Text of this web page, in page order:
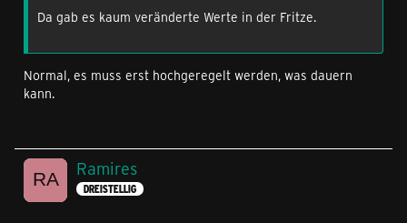
Da gab es kaum veränderte Werte in der Fritze.
Normal, es muss erst hochgeregelt werden, was dauern
kann.
Ramires
DREISTELLIG